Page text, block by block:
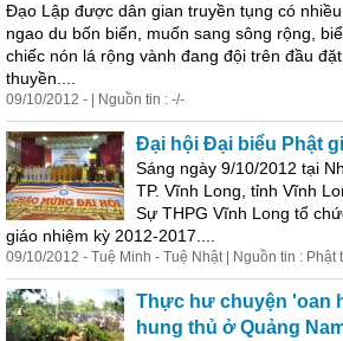
Đạo Lập được dân gian truyền tụng có
ngao du bốn biển, muốn sang sông rộng,
chiếc nón lá rộng vành đang đội trên đầu
thuyền....
09/10/2012 - | Nguồn tin : -/-
Đại hội Đại biểu Phật
Sáng ngày 9/10/2012 tại
TP. Vĩnh Long, tỉnh Vĩnh
Sự THPG Vĩnh Long tổ
giáo nhiệm kỳ 2012-2017....
09/10/2012 - Tuệ Minh - Tuệ Nhật | Nguồn tin : Phật
Thực hư chuyện 'oan
hung thủ ở Quảng